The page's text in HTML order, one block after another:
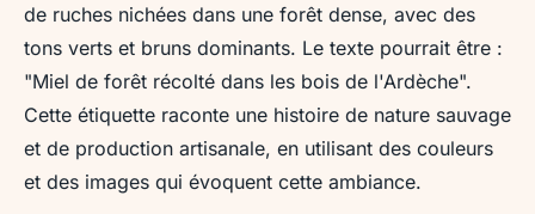
de ruches nichées dans une forêt dense, avec des
tons verts et bruns dominants. Le texte pourrait être :
"Miel de forêt récolté dans les bois de l'Ardèche".
Cette étiquette raconte une histoire de nature sauvage
et de production artisanale, en utilisant des couleurs
et des images qui évoquent cette ambiance.